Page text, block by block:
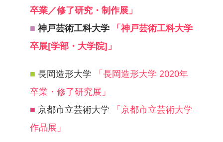
卒業／修了研究・制作展」
■ 神戸芸術工科大学
「神戸芸術工科大学
卒展[学部・大学院]」
■ 長岡造形大学
「長岡造形大学 2020年
卒業・修了研究展」
■ 京都市立芸術大学
「京都市立芸術大学
作品展」